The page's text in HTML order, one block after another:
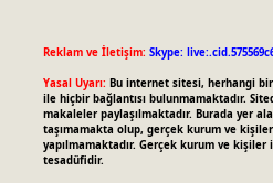
Reklam ve İletişim: Skype:
Yasal Uyarı: Bu internet sitesi, herhangi
ile hiçbir bağlantısı bulunmamaktadır.
makaleler paylaşılmaktadır. Burada yer
taşımamakta olup, gerçek kurum ve kişiler
yapılmamaktadır. Gerçek kurum ve
tesadüfidir.